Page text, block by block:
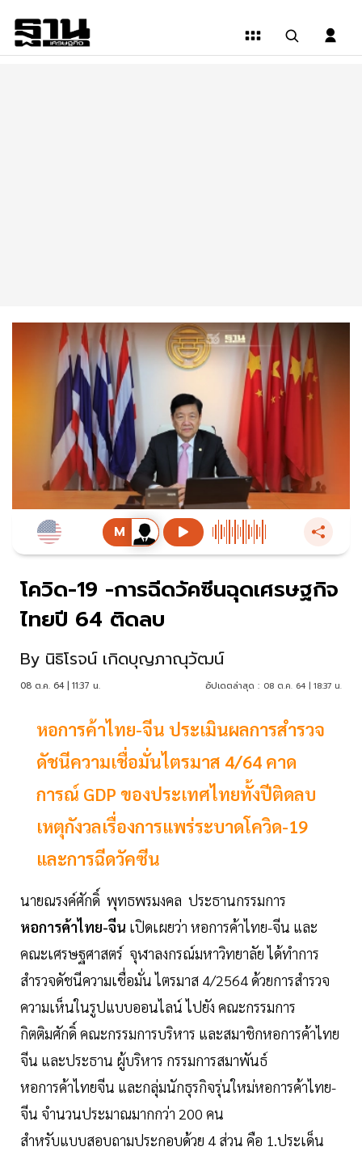
โควิด-19 -การฉีดวัคซีนฉุดเศรษฐกิจ
ไทยปี 64 ติดลบ
By นิธิโรจน์ เกิดบุญภาณุวัฒน์
08 ต.ค. 64 | 11:37 น. อัปเดตล่าสุด : 08 ต.ค. 64 | 18:37 น.
หอการค้าไทย-จีน ประเมินผลการสำรวจ
ดัชนีความเชื่อมั่นไตรมาส 4/64 คาด
การณ์ GDP ของประเทศไทยทั้งปีติดลบ
เหตุกังวลเรื่องการแพร่ระบาดโควิด-19
และการฉีดวัคซีน
นายณรงค์ศักดิ์ พุทธพรมงคล ประธานกรรมการ
หอการค้าไทย-จีน เปิดเผยว่า หอการค้าไทย-จีน และ
คณะเศรษฐศาสตร์ จุฬาลงกรณ์มหาวิทยาลัย ได้ทำการ
สำรวจดัชนีความเชื่อมั่น ไตรมาส 4/2564 ด้วยการสำรวจ
ความเห็นในรูปแบบออนไลน์ ไปยัง คณะกรรมการ
กิตติมศักดิ์ คณะกรรมการบริหาร และสมาชิกหอการค้าไทย
จีน และประธาน ผู้บริหาร กรรมการสมาพันธ์
หอการค้าไทยจีน และกลุ่มนักธุรกิจรุ่นใหม่หอการค้าไทย-
จีน จำนวนประมาณมากกว่า 200 คน
สำหรับแบบสอบถามประกอบด้วย 4 ส่วน คือ 1.ประเด็น